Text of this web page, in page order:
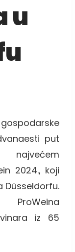
u
put
najvećem
2024., koji
Düsseldorfu.
iz 65